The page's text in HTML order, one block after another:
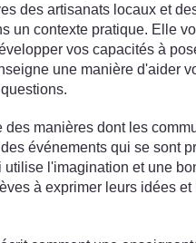
des artisanats locaux et
un contexte pratique. Elle
vos capacités à
une manière d'aider
des manières dont les
événements qui se sont
utilise l'imagination et une
à exprimer leurs idées et